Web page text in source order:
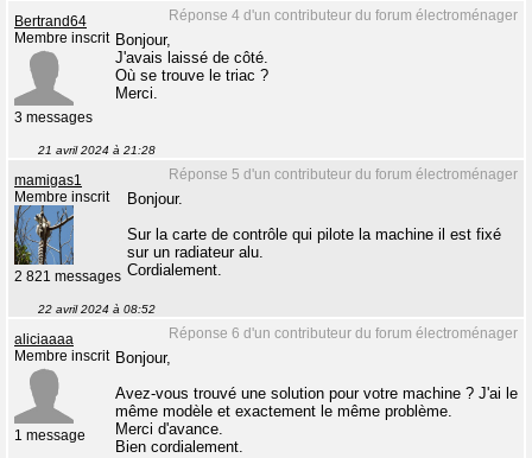
Réponse 4 d'un contributeur du forum électroménager
Bertrand64
Membre inscrit
3 messages
Bonjour,
J'avais laissé de côté.
Où se trouve le triac ?
Merci.
21 avril 2024 à 21:28
Réponse 5 d'un contributeur du forum électroménager
mamigas1
Membre inscrit
2 821 messages
Bonjour.
Sur la carte de contrôle qui pilote la machine il est fixé
sur un radiateur alu.
Cordialement.
22 avril 2024 à 08:52
Réponse 6 d'un contributeur du forum électroménager
aliciaaaa
Membre inscrit
1 message
Bonjour,
Avez-vous trouvé une solution pour votre machine ? J'ai le
même modèle et exactement le même problème.
Merci d'avance.
Bien cordialement.